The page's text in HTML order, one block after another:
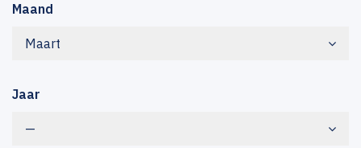
Maand
Maart
Jaar
—